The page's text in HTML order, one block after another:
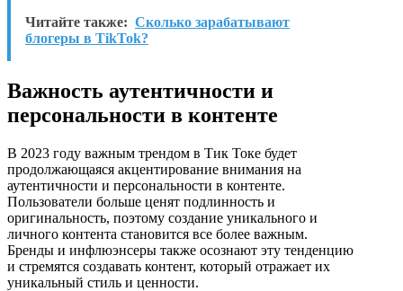
Читайте также: Сколько зарабатывают
блогеры в TikTok?
Важность аутентичности и
персональности в контенте
В 2023 году важным трендом в Тик Токе будет
продолжающаяся акцентирование внимания на
аутентичности и персональности в контенте.
Пользователи больше ценят подлинность и
оригинальность, поэтому создание уникального и
личного контента становится все более важным.
Бренды и инфлюэнсеры также осознают эту тенденцию
и стремятся создавать контент, который отражает их
уникальный стиль и ценности.